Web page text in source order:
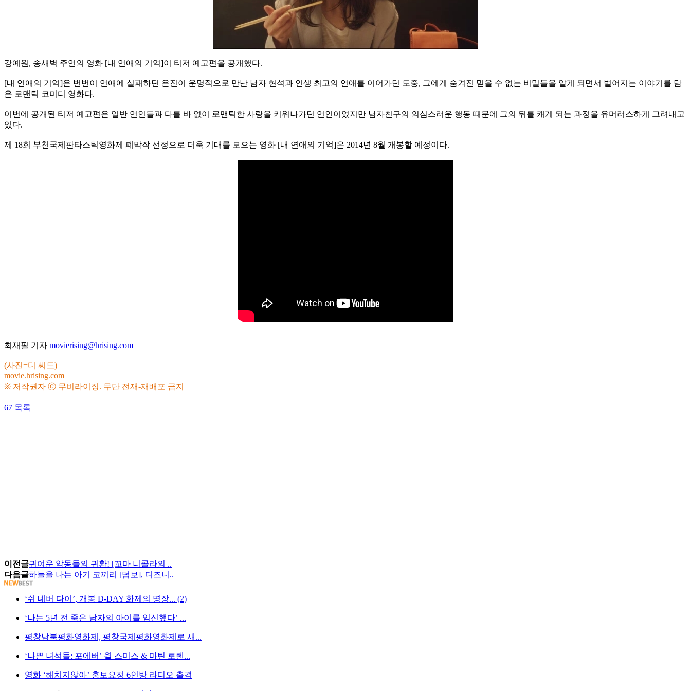
강예원, 송새벽 주연의 영화 [내 연애의 기억]이 티저 예고편을 공개했다.
[내 연애의 기억]은 번번이 연애에 실패하던 은진이 운명적으로 만난 남자 현석과 인생 최고의 연애를 이어가던 도중, 그에게 숨겨진 믿을 수 없는 비밀들을 알게 되면서 벌어지는 이야기를 담
은 로맨틱 코미디 영화다.
이번에 공개된 티저 예고편은 일반 연인들과 다를 바 없이 로맨틱한 사랑을 키워나가던 연인이었지만 남자친구의 의심스러운 행동 때문에 그의 뒤를 캐게 되는 과정을 유머러스하게 그려내고
있다.
제 18회 부천국제판타스틱영화제 폐막작 선정으로 더욱 기대를 모으는 영화 [내 연애의 기억]은 2014년 8월 개봉할 예정이다.
최재필 기자 movierising@hrising.com
(사진=디 씨드)
movie.hrising.com
※ 저작권자 ⓒ 무비라이징. 무단 전재-재배포 금지
67 목록
이전글귀여운 악동들의 귀환! [꼬마 니콜라의 ..
다음글하늘을 나는 아기 코끼리 [덤보], 디즈니..
‘쉬 네버 다이’, 개봉 D-DAY 화제의 명장... (2)
‘나는 5년 전 죽은 남자의 아이를 임신했다’ ...
평창남북평화영화제, 평창국제평화영화제로 새...
‘나쁜 녀석들: 포에버’ 윌 스미스 & 마틴 로렌...
영화 ‘해치지않아’ 홍보요정 6인방 라디오 출격